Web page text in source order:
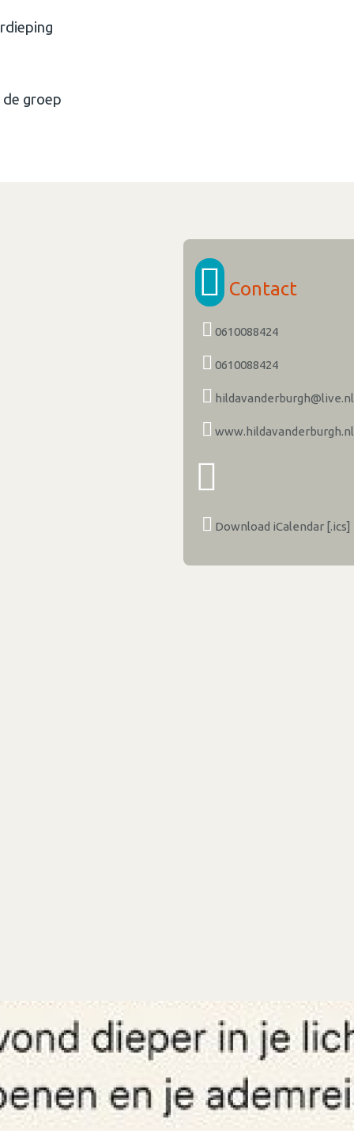
groep
Contact
0610088424
0610088424
hildavanderburgh@live.nl
www.hildavanderburgh.nl
Download iCalendar [.ics]